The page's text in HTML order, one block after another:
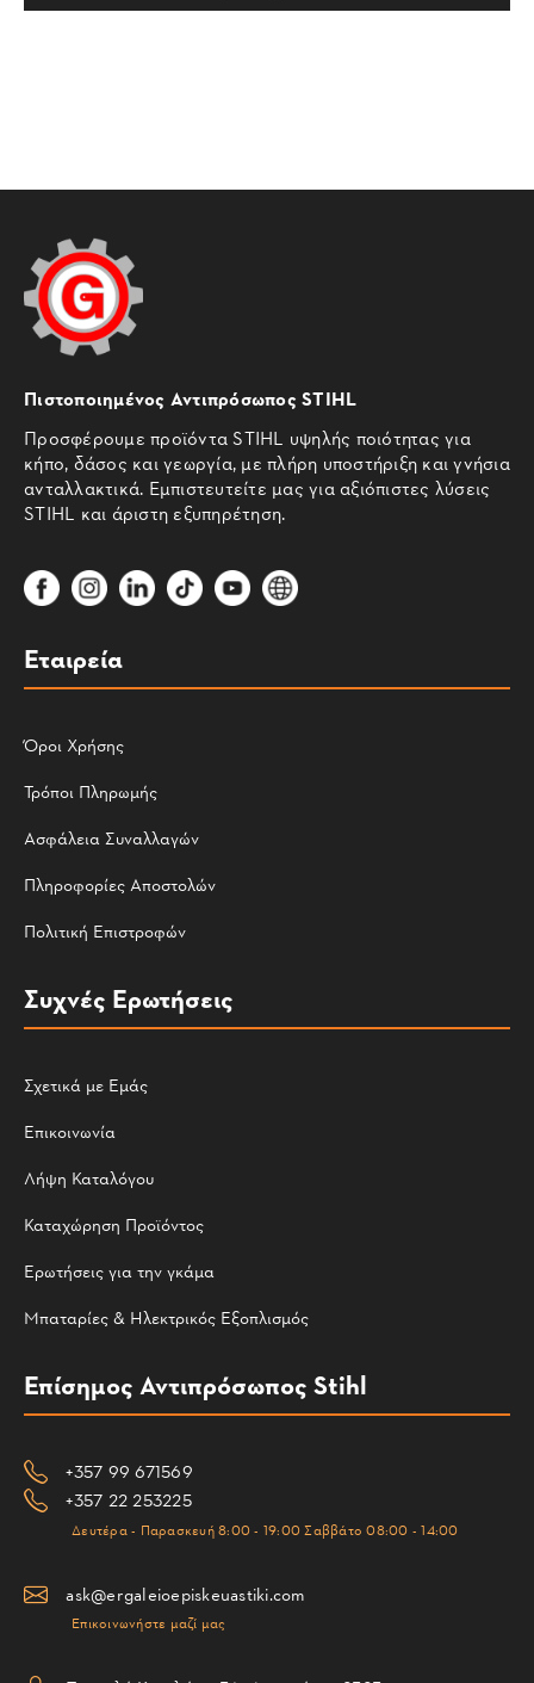
Πιστοποιημένος Αντιπρόσωπος STIHL
Προσφέρουμε προϊόντα STIHL υψηλής ποιότητας για
κήπο, δάσος και γεωργία, με πλήρη υποστήριξη και γνήσια
ανταλλακτικά. Εμπιστευτείτε μας για αξιόπιστες λύσεις
STIHL και άριστη εξυπηρέτηση.
Εταιρεία
Όροι Χρήσης
Τρόποι Πληρωμής
Ασφάλεια Συναλλαγών
Πληροφορίες Αποστολών
Πολιτική Επιστροφών
Συχνές Ερωτήσεις
Σχετικά με Εμάς
Επικοινωνία
Λήψη Καταλόγου
Καταχώρηση Προϊόντος
Ερωτήσεις για την γκάμα
Μπαταρίες & Ηλεκτρικός Εξοπλισμός
Επίσημος Αντιπρόσωπος Stihl
+357 99 671569
+357 22 253225
Δευτέρα - Παρασκευή 8:00 - 19:00 Σαββάτο 08:00 - 14:00
ask@ergaleioepiskeuastiki.com
Επικοινωνήστε μαζί μας